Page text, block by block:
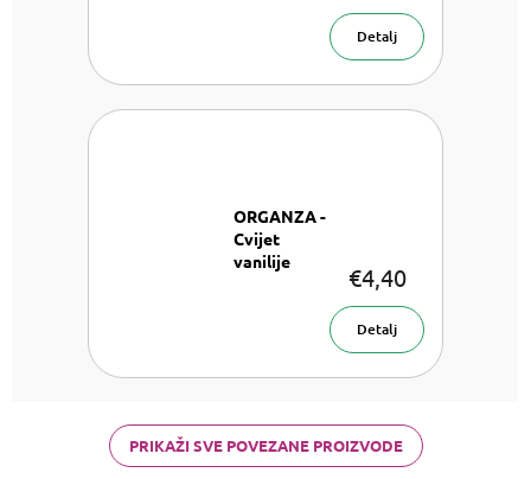
Detalj
ORGANZA -
Cvijet
vanilije
€4,40
Detalj
PRIKAŽI SVE POVEZANE PROIZVODE